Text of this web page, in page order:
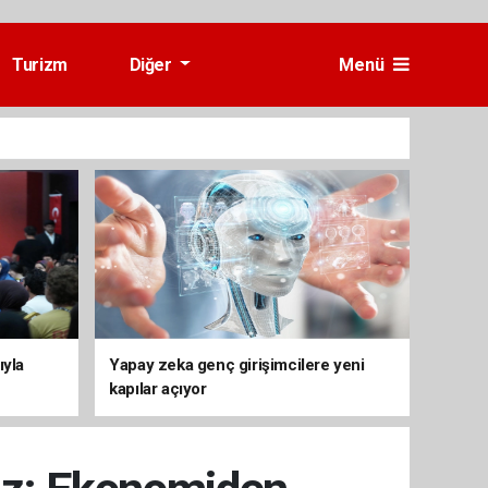
Turizm Diğer Menü
Yapay zeka genç girişimcilere yeni
kapılar açıyor